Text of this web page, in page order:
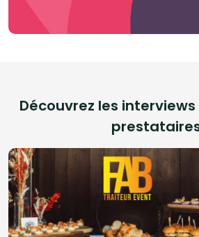
Découvrez les